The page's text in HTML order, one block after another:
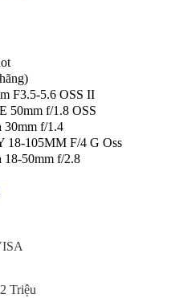
F3.5-5.6 OSS II
50mm f/1.8 OSS
30mm f/1.4
18-105MM F/4 G Oss
18-50mm f/2.8
Triệu